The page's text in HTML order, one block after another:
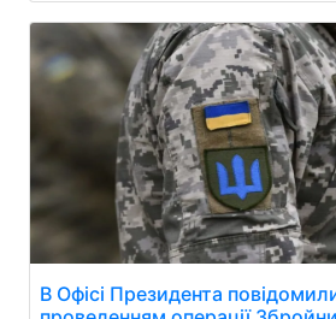
В Офісі Президента